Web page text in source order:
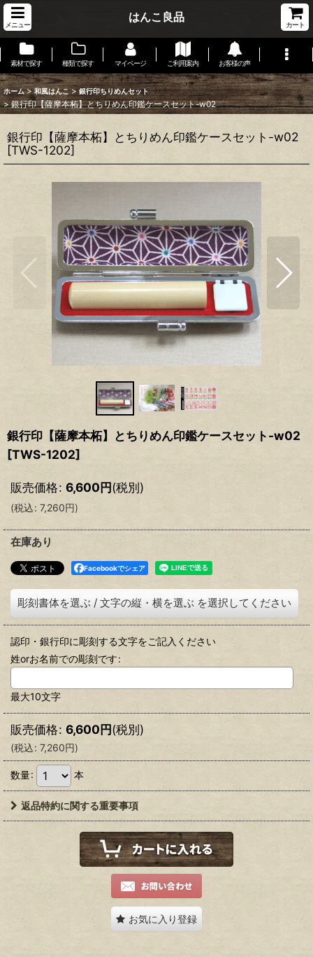
メニュー
はんこ良品
カート
素材で探す 種類で探す マイページ ご利用案内 お客様の声
ホーム > 和風はんこ > 銀行印ちりめんセット
> 銀行印【薩摩本柘】とちりめん印鑑ケースセット-w02
銀行印【薩摩本柘】とちりめん印鑑ケースセット-w02
[TWS-1202]
銀行印【薩摩本柘】とちりめん印鑑ケースセット-w02
[TWS-1202]
販売価格: 6,600円(税別)
(税込: 7,260円)
在庫あり
Facebookでシェア
彫刻書体を選ぶ / 文字の縦・横を選ぶ を選択してください
認印・銀行印に彫刻する文字をご記入ください
姓orお名前での彫刻です:
最大10文字
販売価格: 6,600円(税別)
(税込: 7,260円)
数量: 本
返品特約に関する重要事項
お気に入り登録